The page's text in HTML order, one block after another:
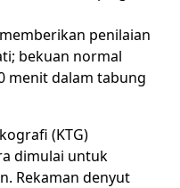
penilaian
bekuan normal
menit dalam tabung
(KTG)
dimulai untuk
Rekaman denyut